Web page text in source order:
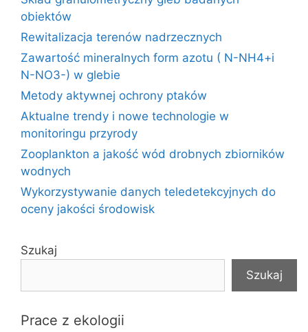
obiektów
Rewitalizacja terenów nadrzecznych
Zawartość mineralnych form azotu ( N-NH4+i
N-NO3-) w glebie
Metody aktywnej ochrony ptaków
Aktualne trendy i nowe technologie w
monitoringu przyrody
Zooplankton a jakość wód drobnych zbiorników
wodnych
Wykorzystywanie danych teledetekcyjnych do
oceny jakości środowisk
Szukaj
Szukaj
Prace z ekologii